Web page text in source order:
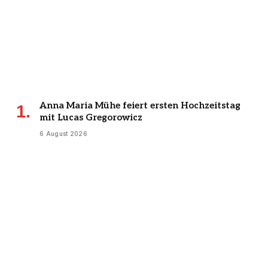
Anna Maria Mühe feiert ersten Hochzeitstag
mit Lucas Gregorowicz
6 August 2026